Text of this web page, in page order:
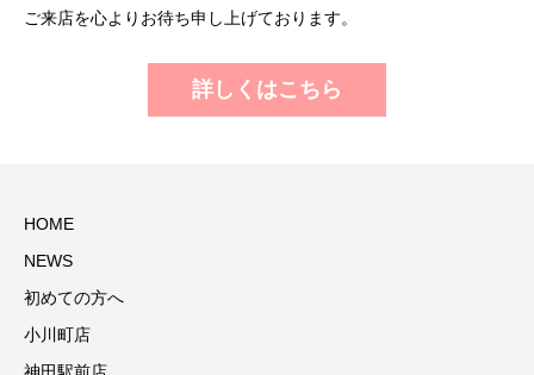
ご来店を心よりお待ち申し上げております。
詳しくはこちら
HOME
NEWS
初めての方へ
小川町店